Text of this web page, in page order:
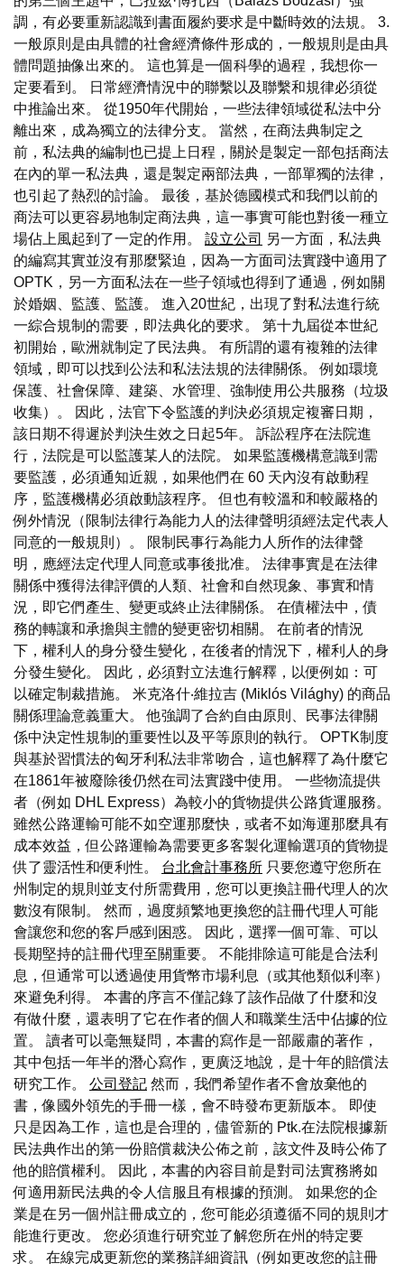
調，有必要重新認識到書面履約要求是中斷時效的法規。 3.
一般原則是由具體的社會經濟條件形成的，一般規則是由具
體問題抽像出來的。 這也算是一個科學的過程，我想你一
定要看到。 日常經濟情況中的聯繫以及聯繫和規律必須從
中推論出來。 從1950年代開始，一些法律領域從私法中分
離出來，成為獨立的法律分支。 當然，在商法典制定之
前，私法典的編制也已提上日程，關於是製定一部包括商法
在內的單一私法典，還是製定兩部法典，一部單獨的法律，
也引起了熱烈的討論。 最後，基於德國模式和我們以前的
商法可以更容易地制定商法典，這一事實可能也對後一種立
場佔上風起到了一定的作用。 設立公司 另一方面，私法典
的編寫其實並沒有那麼緊迫，因為一方面司法實踐中適用了
OPTK，另一方面私法在一些子領域也得到了通過，例如關
於婚姻、監護、監護。 進入20世紀，出現了對私法進行統
一綜合規制的需要，即法典化的要求。 第十九屆從本世紀
初開始，歐洲就制定了民法典。 有所謂的還有複雜的法律
領域，即可以找到公法和私法法規的法律關係。 例如環境
保護、社會保障、建築、水管理、強制使用公共服務（垃圾
收集）。 因此，法官下令監護的判決必須規定複審日期，
該日期不得遲於判決生效之日起5年。 訴訟程序在法院進
行，法院是可以監護某人的法院。 如果監護機構意識到需
要監護，必須通知近親，如果他們在 60 天內沒有啟動程
序，監護機構必須啟動該程序。 但也有較溫和和較嚴格的
例外情況（限制法律行為能力人的法律聲明須經法定代表人
同意的一般規則）。 限制民事行為能力人所作的法律聲
明，應經法定代理人同意或事後批准。 法律事實是在法律
關係中獲得法律評價的人類、社會和自然現象、事實和情
況，即它們產生、變更或終止法律關係。 在債權法中，債
務的轉讓和承擔與主體的變更密切相關。 在前者的情況
下，權利人的身分發生變化，在後者的情況下，權利人的身
分發生變化。 因此，必須對立法進行解釋，以便例如：可
以確定制裁措施。 米克洛什‧維拉吉 (Miklós Világhy) 的商品
關係理論意義重大。 他強調了合約自由原則、民事法律關
係中決定性規制的重要性以及平等原則的執行。 OPTK制度
與基於習慣法的匈牙利私法非常吻合，這也解釋了為什麼它
在1861年被廢除後仍然在司法實踐中使用。 一些物流提供
者（例如 DHL Express）為較小的貨物提供公路貨運服務。
雖然公路運輸可能不如空運那麼快，或者不如海運那麼具有
成本效益，但公路運輸為需要更多客製化運輸選項的貨物提
供了靈活性和便利性。 台北會計事務所 只要您遵守您所在
州制定的規則並支付所需費用，您可以更換註冊代理人的次
數沒有限制。 然而，過度頻繁地更換您的註冊代理人可能
會讓您和您的客戶感到困惑。 因此，選擇一個可靠、可以
長期堅持的註冊代理至關重要。 不能排除這可能是合法利
息，但通常可以透過使用貨幣市場利息（或其他類似利率）
來避免利得。 本書的序言不僅記錄了該作品做了什麼和沒
有做什麼，還表明了它在作者的個人和職業生活中佔據的位
置。 讀者可以毫無疑問，本書的寫作是一部嚴肅的著作，
其中包括一年半的潛心寫作，更廣泛地說，是十年的賠償法
研究工作。 公司登記 然而，我們希望作者不會放棄他的
書，像國外領先的手冊一樣，會不時發布更新版本。 即使
只是因為工作，這也是合理的，儘管新的 Ptk.在法院根據新
民法典作出的第一份賠償裁決公佈之前，該文件及時公佈了
他的賠償權利。 因此，本書的內容目前是對司法實務將如
何適用新民法典的令人信服且有根據的預測。 如果您的企
業是在另一個州註冊成立的，您可能必須遵循不同的規則才
能進行更改。 您必須進行研究並了解您所在州的特定要
求。 在線完成更新您的業務詳細資訊（例如更改您的註冊